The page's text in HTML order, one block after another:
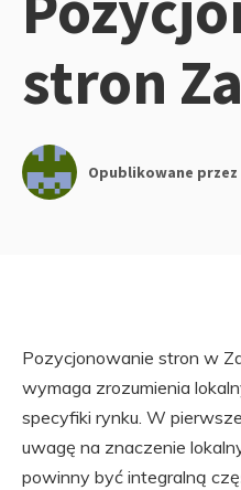
stron
Opublikowane przez
Pozycjonowanie stron w
wymaga zrozumienia
specyfiki rynku. W
uwagę na znaczenie
powinny być integralną